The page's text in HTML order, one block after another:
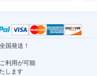
国発送！
利用が可能
します